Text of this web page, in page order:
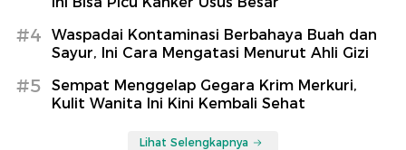
#4
Waspadai Kontaminasi Berbahaya Buah dan
Sayur, Ini Cara Mengatasi Menurut Ahli Gizi
#5
Sempat Menggelap Gegara Krim Merkuri,
Kulit Wanita Ini Kini Kembali Sehat
Lihat Selengkapnya